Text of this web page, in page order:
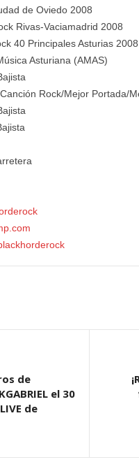
de Oviedo 2008
Rivas-Vaciamadrid 2008
40 Principales Asturias 2008
Asturiana (AMAS)
Rock/Mejor Portada/
rock
de
el 30
de